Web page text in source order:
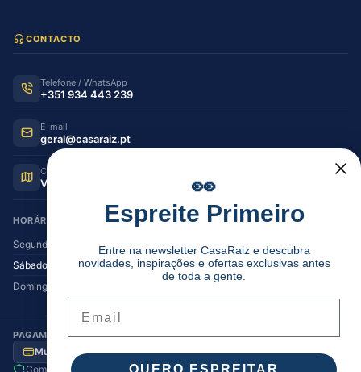
CONTACTO
Telefone / WhatsApp
+351 934 443 239
E-mail
geral@casaraiz.pt
Como chegar
Ver no Google Maps
HORÁRIO DE FUNCIONAMENTO
Segunda — Sexta
08:30–12:30 | 14:00–19:30
Sábado
08:30–12:30 | 14:00–17:00
Domingo
PAGAMENTO SEGURO
Multibanco MB Way Visa / MC
Transferência
Compra segura
Envio para Portugal
👀
Espreite Primeiro
Entre na newsletter CasaRaiz e descubra
novidades, inspirações e ofertas exclusivas antes
de toda a gente.
QUERO ESPREITAR